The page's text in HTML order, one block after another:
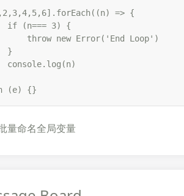
=> {
if (n=== 3) {
throw new Error('End Loop')
}
console.log(n)
(e) {}
量命名全局变量